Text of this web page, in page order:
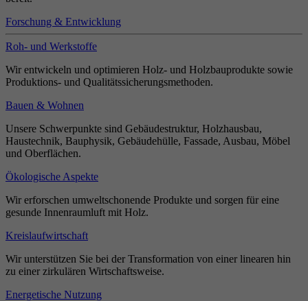
Forschung & Entwicklung
Roh- und Werkstoffe
Wir entwickeln und optimieren Holz- und Holzbauprodukte sowie
Produktions- und Qualitätssicherungsmethoden.
Bauen & Wohnen
Unsere Schwerpunkte sind Gebäudestruktur, Holzhausbau,
Haustechnik, Bauphysik, Gebäudehülle, Fassade, Ausbau, Möbel
und Oberflächen.
Ökologische Aspekte
Wir erforschen umweltschonende Produkte und sorgen für eine
gesunde Innenraumluft mit Holz.
Kreislaufwirtschaft
Wir unterstützen Sie bei der Transformation von einer linearen hin
zu einer zirkulären Wirtschaftsweise.
Energetische Nutzung